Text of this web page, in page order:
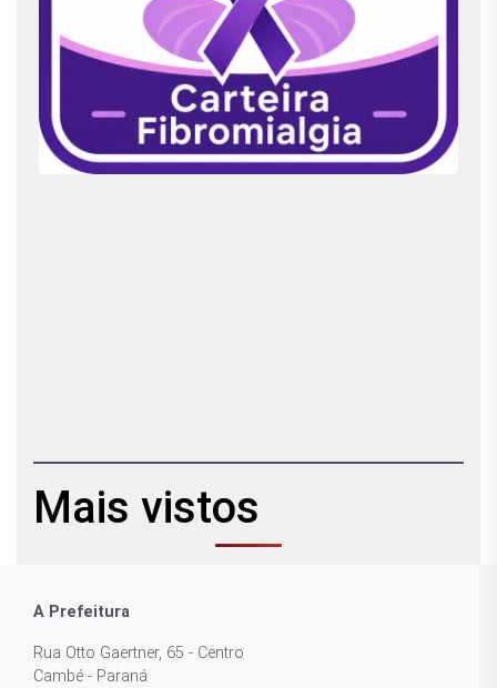
Mais vistos
A Prefeitura
Rua Otto Gaertner, 65 - Centro
Cambé - Paraná